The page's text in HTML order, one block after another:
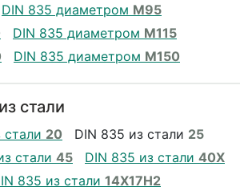
DIN 835 диаметром М95
DIN 835 диаметром М115
DIN 835 диаметром М150
стали
стали 20 DIN 835 из стали 25
стали 45 DIN 835 из стали 40Х
835 из стали 14Х17Н2